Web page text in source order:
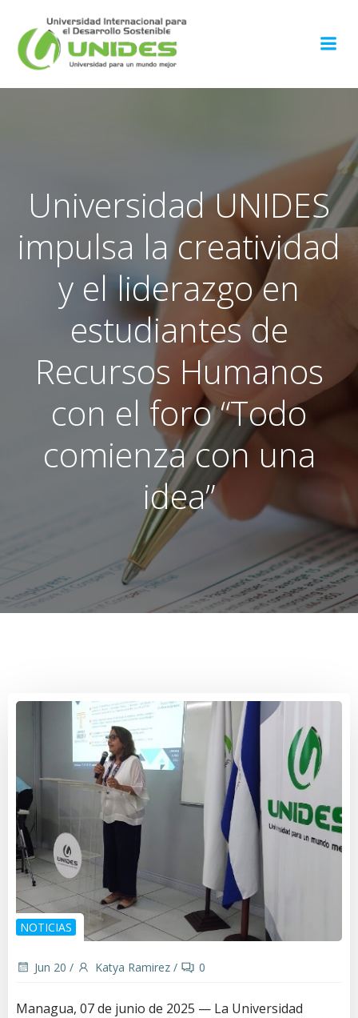
al
Universidad UNIDES
impulsa la creatividad
y el liderazgo en
estudiantes de
Recursos Humanos
con el foro “Todo
comienza con una
idea”
NOTICIAS
Jun 20 / Katya Ramirez / 0
Managua, 07 de junio de 2025 — La Universidad